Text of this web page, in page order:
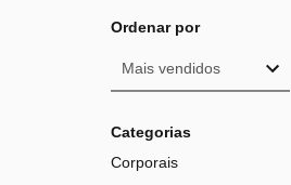
Ordenar por
Categorias
Corporais